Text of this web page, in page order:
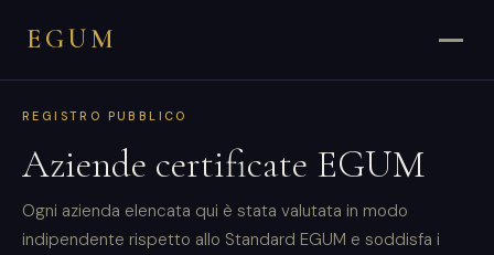
EGUM
REGISTRO PUBBLICO
Aziende certificate EGUM
Ogni azienda elencata qui è stata valutata in modo
indipendente rispetto allo Standard EGUM e soddisfa i